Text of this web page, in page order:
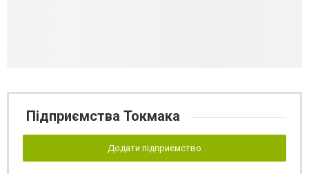
Підприємства Токмака
Додати підприємство